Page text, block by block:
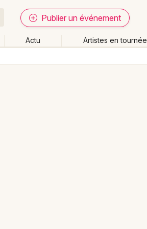
Publier un événement
Actu Artistes en tournée